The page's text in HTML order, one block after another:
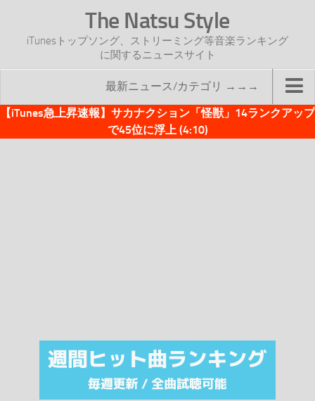
The Natsu Style
iTunesトップソング、ストリーミング等音楽ランキング
に関するニュースサイト
最新ニュース/カテゴリ →→→
TOP
注目カテゴリ
オリジナルiTunes週間トップソング
【iTunes急上昇速報】サカナクション「怪獣」14ランクアップ
で45位に浮上 (4:10)